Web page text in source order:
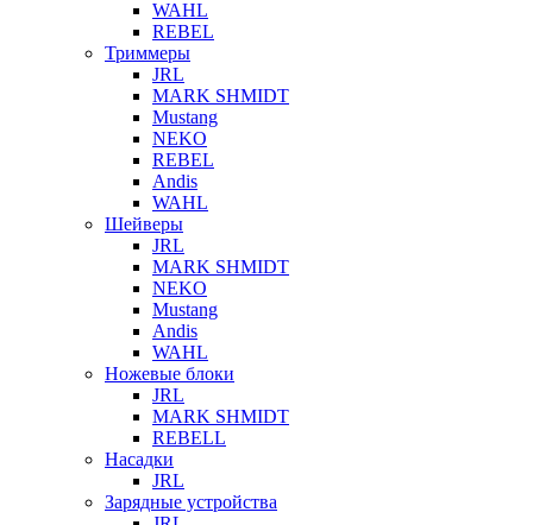
WAHL
REBEL
Триммеры
JRL
MARK SHMIDT
Mustang
NEKO
REBEL
Andis
WAHL
Шейверы
JRL
MARK SHMIDT
NEKO
Mustang
Andis
WAHL
Ножевые блоки
JRL
MARK SHMIDT
REBELL
Насадки
JRL
Зарядные устройства